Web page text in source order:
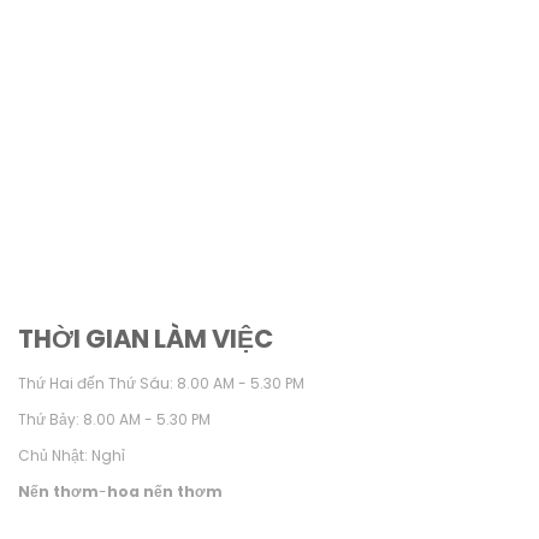
THỜI GIAN LÀM VIỆC
Thứ Hai đến Thứ Sáu: 8.00 AM - 5.30 PM
Thứ Bảy: 8.00 AM - 5.30 PM
Chủ Nhật: Nghỉ
Nến thơm-hoa nến thơm